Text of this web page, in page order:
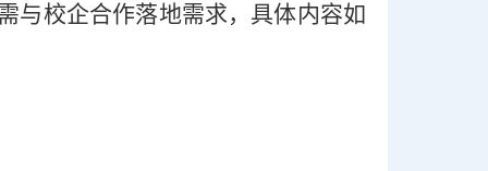
与校企合作落地需求，具体内容如